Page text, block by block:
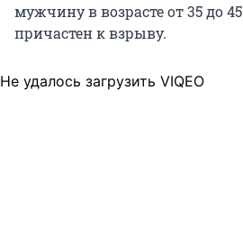
мужчину в возрасте от 35 до
причастен к взрыву.
Не удалось загрузить VIQEO